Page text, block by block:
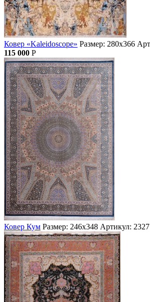
Ковер «Kaleidoscope» Размер: 280х366
115 000 Р
Ковер Кум Размер: 246х348 Артикул: 2327